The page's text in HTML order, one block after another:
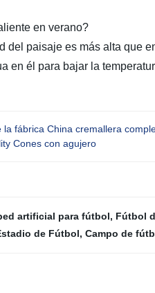
en verano?
del paisaje es más alta que
en él para bajar la
la fábrica China cremallera
Cones con agujero
artificial para fútbol, Fútbol
de Fútbol, Campo de